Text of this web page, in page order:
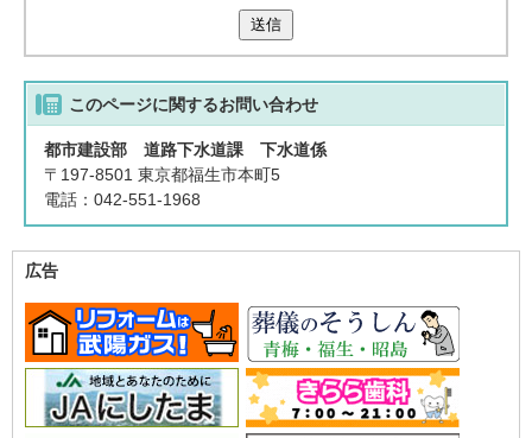
送信
このページに関するお問い合わせ
都市建設部 道路下水道課 下水道係
〒197-8501 東京都福生市本町5
電話：042-551-1968
広告